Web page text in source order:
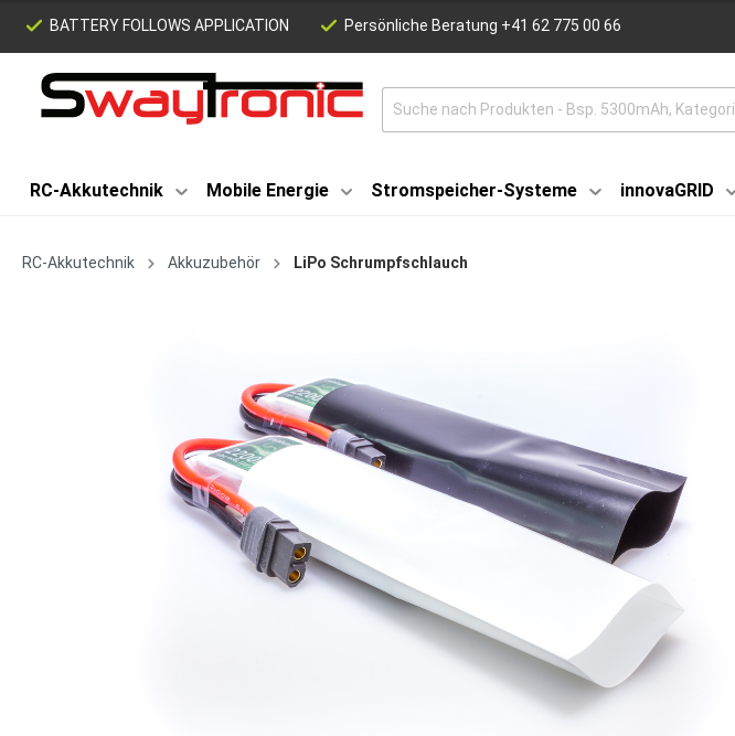
BATTERY FOLLOWS APPLICATION Persönliche Beratung +41 62 775 00 66
RC-Akkutechnik Mobile Energie Stromspeicher-Systeme innovaGRID
RC-Akkutechnik Akkuzubehör LiPo Schrumpfschlauch